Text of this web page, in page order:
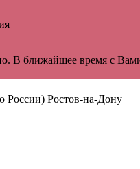
В ближайшее время с
России) Ростов-на-Дону